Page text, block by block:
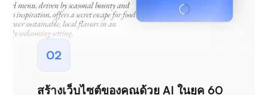
02
สร้างเว็บไซต์ของคุณด้วย AI ในยุค 60